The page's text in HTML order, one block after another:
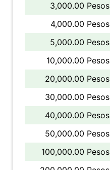
3,000.00 Pesos
4,000.00 Pesos
5,000.00 Pesos
10,000.00 Pesos
20,000.00 Pesos
30,000.00 Pesos
40,000.00 Pesos
50,000.00 Pesos
100,000.00 Pesos